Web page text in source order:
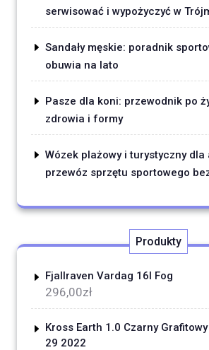
serwisować i wypożyczyć w
Sandały męskie: poradnik
obuwia na lato
Pasze dla koni: przewodnik po
zdrowia i formy
Wózek plażowy i turystyczny
przewóz sprzętu sportowego
Produkty
Fjallraven Vardag 16l Fog
296,00zł
Kross Earth 1.0 Czarny Grafitowy
29 2022